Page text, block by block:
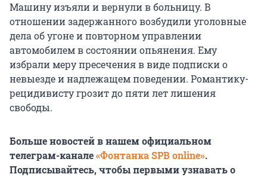
Машину изъяли и вернули в больницу. В
отношении задержанного возбудили уголовные
дела об угоне и повторном управлении
автомобилем в состоянии опьянения. Ему
избрали меру пресечения в виде подписки о
невыезде и надлежащем поведении. Романтику-
рецидивисту грозит до пяти лет лишения
свободы.
Больше новостей в нашем официальном
телеграм-канале«Фонтанка SPB online».
Подписывайтесь, чтобы первыми узнавать о